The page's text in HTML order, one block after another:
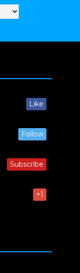
Like
Follow
Subscribe
+1